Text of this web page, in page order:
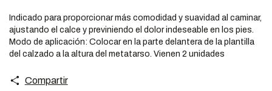
Indicado para proporcionar más comodidad y suavidad al caminar,
ajustando el calce y previniendo el dolor indeseable en los pies.
Modo de aplicación: Colocar en la parte delantera de la plantilla
del calzado a la altura del metatarso. Vienen 2 unidades
Compartir